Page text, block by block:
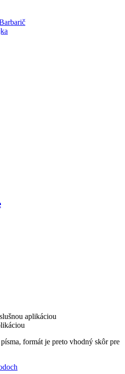
aplikáciou
formát je preto vhodný skôr pre